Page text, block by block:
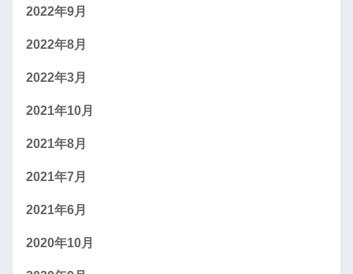
2022年9月
2022年8月
2022年3月
2021年10月
2021年8月
2021年7月
2021年6月
2020年10月